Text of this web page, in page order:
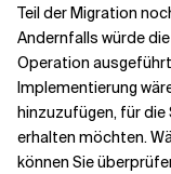
Teil der Migration
Andernfalls würde
Operation
Implementierung
hinzuzufügen, für
erhalten möchten.
können Sie